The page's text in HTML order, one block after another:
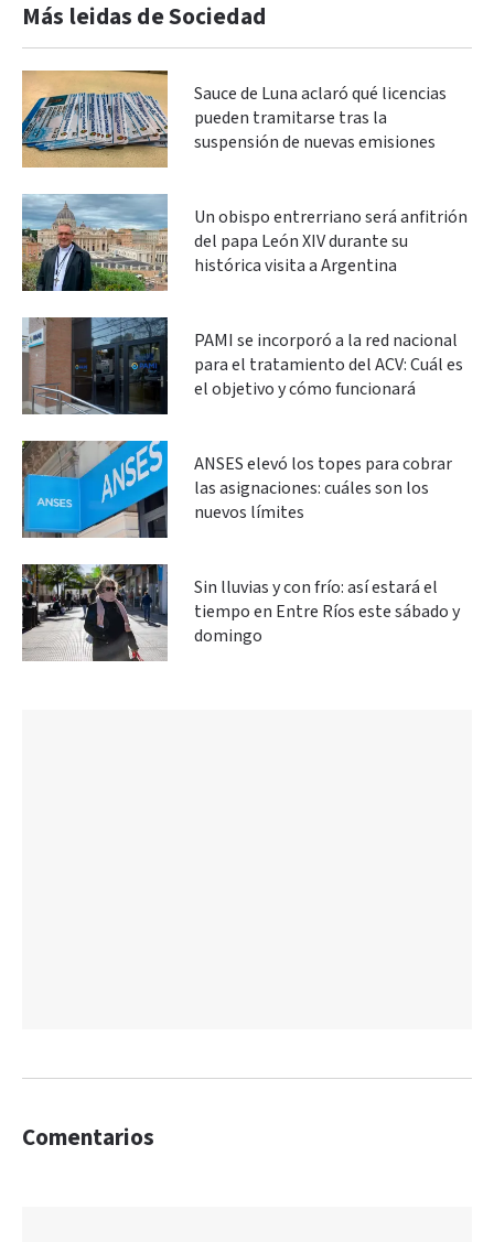
Más leidas de Sociedad
Sauce de Luna aclaró qué licencias
pueden tramitarse tras la
suspensión de nuevas emisiones
Un obispo entrerriano será anfitrión
del papa León XIV durante su
histórica visita a Argentina
PAMI se incorporó a la red nacional
para el tratamiento del ACV: Cuál es
el objetivo y cómo funcionará
ANSES elevó los topes para cobrar
las asignaciones: cuáles son los
nuevos límites
Sin lluvias y con frío: así estará el
tiempo en Entre Ríos este sábado y
domingo
Comentarios